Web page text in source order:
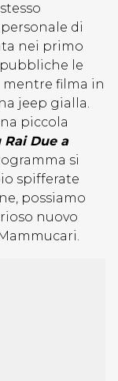
di
nei primo
le
filma in
jeep gialla.
piccola
Due a
si
spifferate
possiamo
nuovo